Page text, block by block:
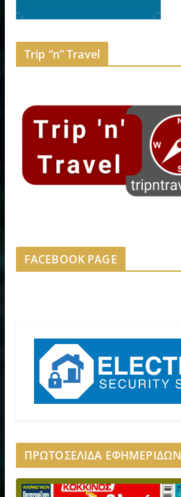
Trip “n” Travel
FACEBOOK PAGE
ΠΡΩΤΟΣΕΛΙΔΑ ΕΦΗΜΕΡΙΔΩΝ